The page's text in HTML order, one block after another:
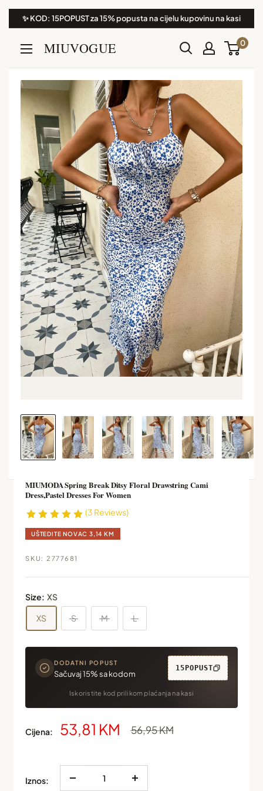
Preskoči
na
sadržaj.
✨ KOD: 15POPUST za 15% popusta na cijelu kupovinu na kasi
MIUVOGUE 0
MIUMODA Spring Break Ditsy Floral Drawstring Cami
Dress,Pastel Dresses For Women
(3 Reviews)
UŠTEDITE NOVAC3,14 KM
SKU: 2777681
Size: XS
XS
S M L
DODATNI POPUST
Sačuvaj 15% sa kodom
15POPUST
Iskoristite kod prilikom plaćanja na kasi
Cijena: Snižena
53,81 KM Redovna
cijena
56,95 KM
Iznos: